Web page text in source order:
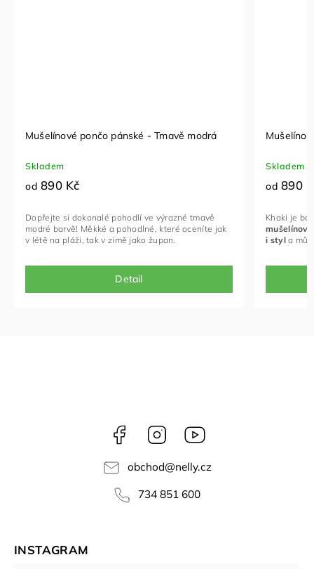
Mušelínové pončo pánské - Tmavě modrá
Skladem
od 890 Kč
Detail
Dopřejte si dokonalé pohodlí ve výrazné tmavě
modré barvě! Měkké a pohodlné, které oceníte jak
v létě na pláži, tak v zimě jako župan.
Skladem
od 890
Khaki je
i styla
Facebook Instagram
obchod@nelly.cz
734 851 600
INSTAGRAM